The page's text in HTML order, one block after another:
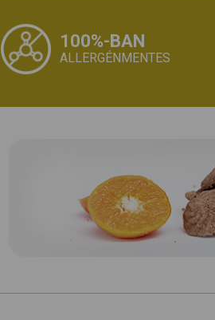
100%-BAN
ALLERGÉNMENTES